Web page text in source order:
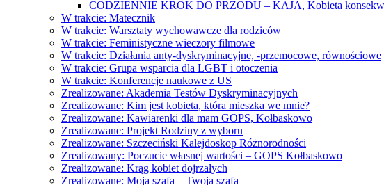
CODZIENNIE KROK DO PRZODU – KAJA, Kobieta
W trakcie: Matecznik
W trakcie: Warsztaty wychowawcze dla rodziców
W trakcie: Feministyczne wieczory filmowe
W trakcie: Działania anty-dyskryminacyjne, -przemocowe, równościowe
W trakcie: Grupa wsparcia dla LGBT i otoczenia
W trakcie: Konferencje naukowe z US
Zrealizowane: Akademia Testów Dyskryminacyjnych
Zrealizowane: Kim jest kobieta, która mieszka we mnie?
Zrealizowane: Kawiarenki dla mam GOPS, Kołbaskowo
Zrealizowane: Projekt Rodziny z wyboru
Zrealizowane: Szczeciński Kalejdoskop Różnorodności
Zrealizowany: Poczucie własnej wartości – GOPS Kołbaskowo
Zrealizowane: Krąg kobiet dojrzałych
Zrealizowane: Moja szafa – Twoja szafa